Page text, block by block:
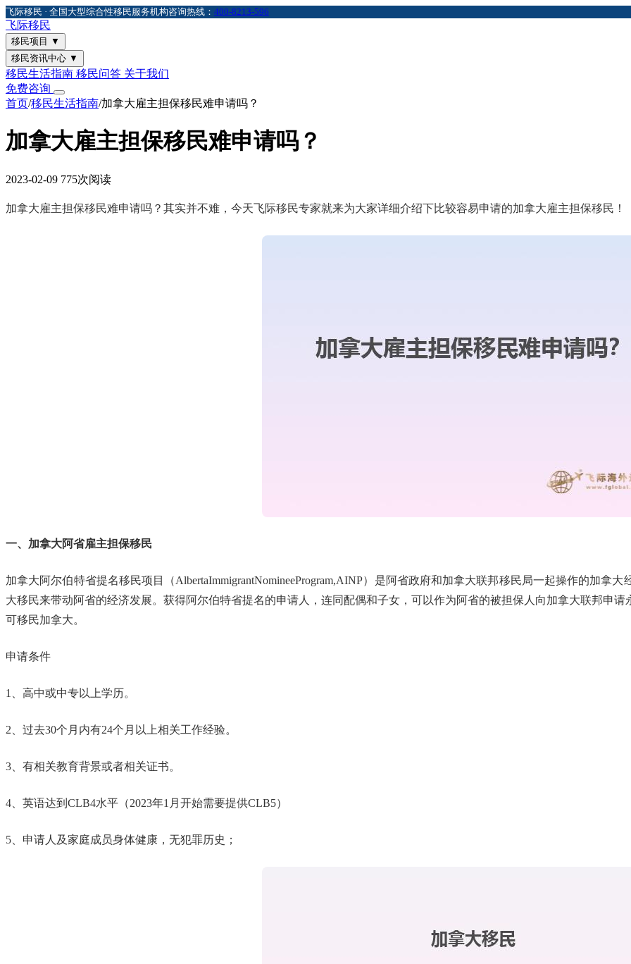
飞际移民 · 全国大型综合性移民服务机构咨询热线： 400-8213-596
飞际移民
移民项目 ▼
移民资讯中心 ▼
移民生活指南 移民问答 关于我们
免费咨询
首页/移民生活指南/加拿大雇主担保移民难申请吗？
加拿大雇主担保移民难申请吗？
2023-02-09 775次阅读
加拿大雇主担保移民难申请吗？其实并不难，今天飞际移民专家就来为大家详细介绍下比较容易申请的加拿大雇主担保移民！
一、加拿大阿省雇主担保移民
加拿大阿尔伯特省提名移民项目（AlbertaImmigrantNomineeProgram,AINP）是阿省政府和加拿大联邦移民局一起操作的加拿
大移民来带动阿省的经济发展。获得阿尔伯特省提名的申请人，连同配偶和子女，可以作为阿省的被担保人向加拿大联邦申
可移民加拿大。
申请条件
1、高中或中专以上学历。
2、过去30个月内有24个月以上相关工作经验。
3、有相关教育背景或者相关证书。
4、英语达到CLB4水平（2023年1月开始需要提供CLB5）
5、申请人及家庭成员身体健康，无犯罪历史；